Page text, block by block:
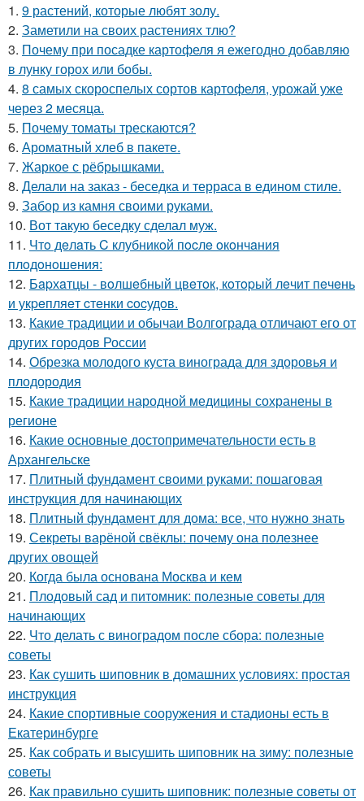
1. 9 растений, которые любят золу.
2. Заметили на своих растениях тлю?
3. Почему при посадке картофеля я ежегодно добавляю
в лунку горох или бобы.
4. 8 самых скороспелых сортов картофеля, урожай уже
через 2 месяца.
5. Почему томаты трескаются?
6. Ароматный хлеб в пакете.
7. Жаркое с рёбрышками.
8. Делали на заказ - беседка и терраса в едином стиле.
9. Забор из камня своими руками.
10. Вот такую беседку сделал муж.
11. Чтo дeлaть C клубникoй пocлe oкoнчaния
плoдoнoшeния:
12. Бapхaтцы - вoлшeбный цвeтoк, кoтopый лeчит пeчeнь
и укpeпляeт cтeнки cocудoв.
13. Какие традиции и обычаи Волгограда отличают его от
других городов России
14. Обрезка молодого куста винограда для здоровья и
плодородия
15. Какие традиции народной медицины сохранены в
регионе
16. Какие основные достопримечательности есть в
Архангельске
17. Плитный фундамент своими руками: пошаговая
инструкция для начинающих
18. Плитный фундамент для дома: все, что нужно знать
19. Секреты варёной свёклы: почему она полезнее
других овощей
20. Когда была основана Москва и кем
21. Плодовый сад и питомник: полезные советы для
начинающих
22. Что делать с виноградом после сбора: полезные
советы
23. Как сушить шиповник в домашних условиях: простая
инструкция
24. Какие спортивные сооружения и стадионы есть в
Екатеринбурге
25. Как собрать и высушить шиповник на зиму: полезные
советы
26. Как правильно сушить шиповник: полезные советы от